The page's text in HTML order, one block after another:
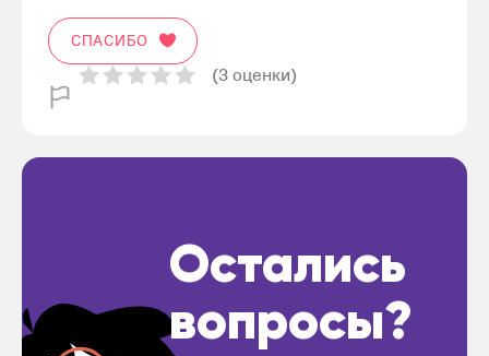
СПАСИБО
(3 оценки)
Остались
вопросы?